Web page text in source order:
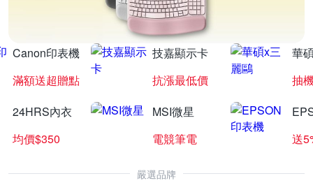
Canon印表機
滿額送超贈點
技嘉顯示卡
抗漲最低價
華
抽
24HRS內衣
均價$350
MSI微星
電競筆電
送
嚴選品牌